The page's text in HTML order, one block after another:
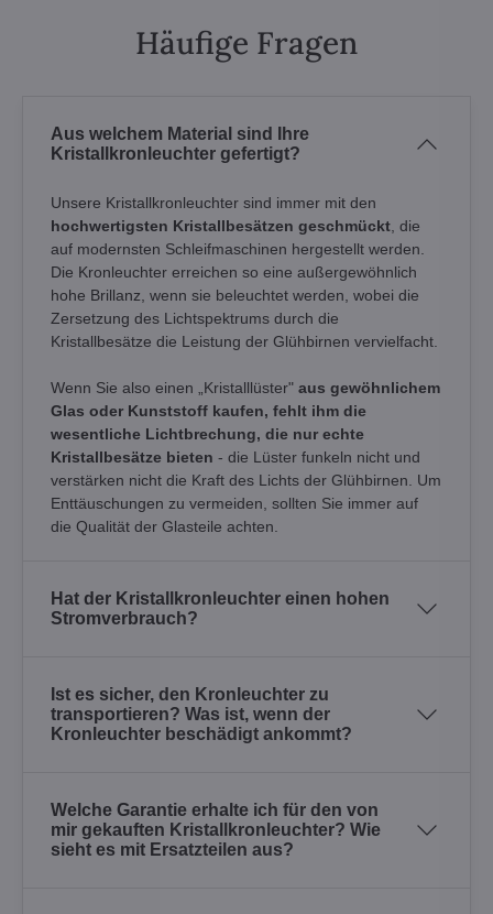
Häufige Fragen
Aus welchem Material sind Ihre
Kristallkronleuchter gefertigt?
Unsere Kristallkronleuchter sind immer mit den
hochwertigsten Kristallbesätzen geschmückt , die
auf modernsten Schleifmaschinen hergestellt werden.
Die Kronleuchter erreichen so eine außergewöhnlich
hohe Brillanz, wenn sie beleuchtet werden, wobei die
Zersetzung des Lichtspektrums durch die
Kristallbesätze die Leistung der Glühbirnen vervielfacht.
Wenn Sie also einen „Kristalllüster" aus gewöhnlichem
Glas oder Kunststoff kaufen, fehlt ihm die
wesentliche Lichtbrechung, die nur echte
Kristallbesätze bieten - die Lüster funkeln nicht und
verstärken nicht die Kraft des Lichts der Glühbirnen. Um
Enttäuschungen zu vermeiden, sollten Sie immer auf
die Qualität der Glasteile achten.
Hat der Kristallkronleuchter einen hohen
Stromverbrauch?
Ist es sicher, den Kronleuchter zu
transportieren? Was ist, wenn der
Kronleuchter beschädigt ankommt?
Welche Garantie erhalte ich für den von
mir gekauften Kristallkronleuchter? Wie
sieht es mit Ersatzteilen aus?